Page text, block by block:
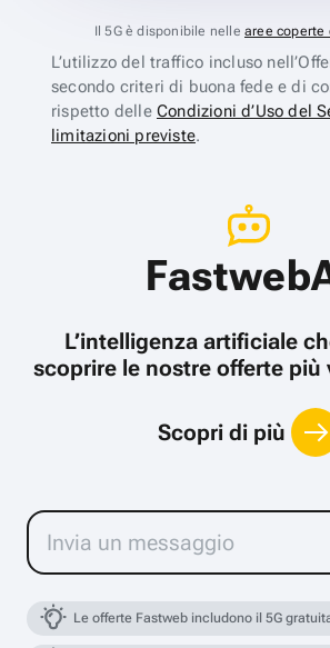
Il 5G è disponibile nelle aree coperte
L’utilizzo del traffico incluso
secondo criteri di buona fede e di
rispetto delle Condizioni d’Uso del
limitazioni previste.
L’intelligenza artificiale
scoprire le nostre offerte più
Scopri di più
Le offerte Fastweb includono il 5G